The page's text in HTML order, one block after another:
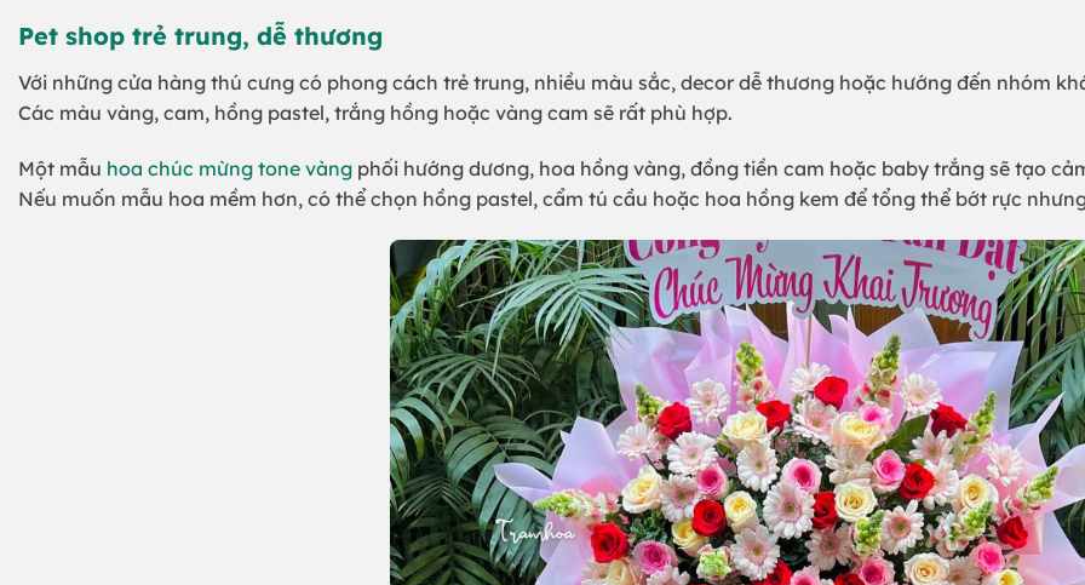
Pet shop trẻ trung, dễ thương
Với những cửa hàng thú cưng có phong cách trẻ trung, nhiều màu sắc, decor dễ thương hoặc hướng đến nhóm
Các màu vàng, cam, hồng pastel, trắng hồng hoặc vàng cam sẽ rất phù hợp.
Một mẫu hoa chúc mừng tone vàng phối hướng dương, hoa hồng vàng, đồng tiền cam hoặc baby trắng sẽ tạo
Nếu muốn mẫu hoa mềm hơn, có thể chọn hồng pastel, cẩm tú cầu hoặc hoa hồng kem để tổng thể bớt rực